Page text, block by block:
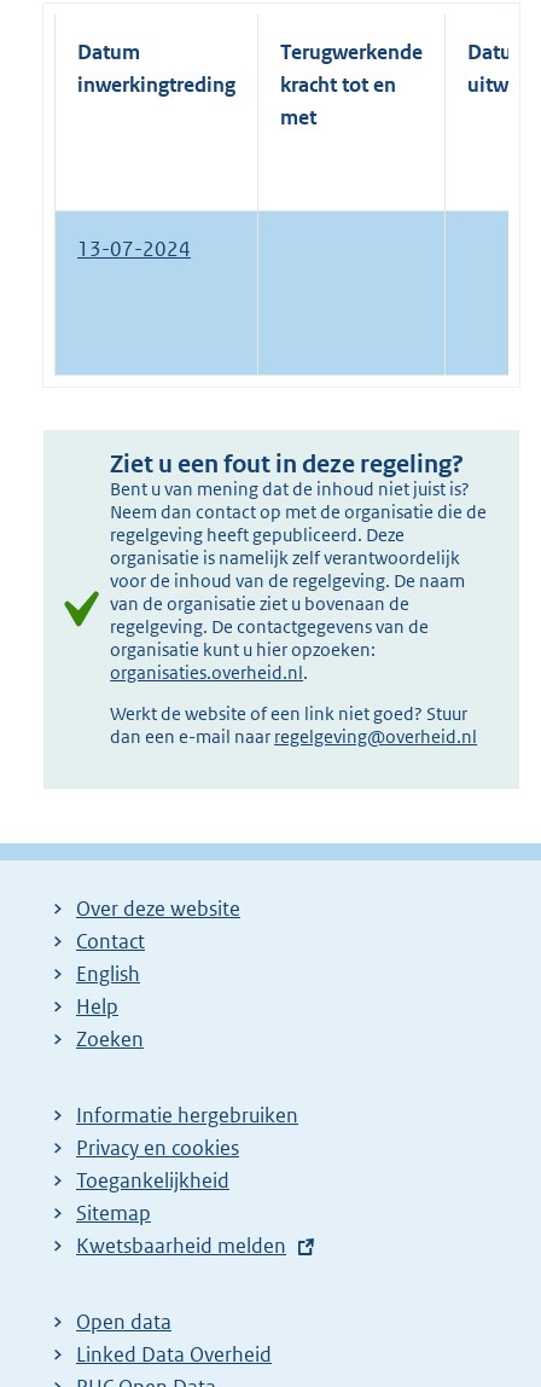
Datum
inwerkingtreding
Terugwerkende
kracht tot en
met
Datum
13-07-2024
Ziet u een fout in deze regeling?
Bent u van mening dat de inhoud niet juist is?
Neem dan contact op met de organisatie die de
regelgeving heeft gepubliceerd. Deze
organisatie is namelijk zelf verantwoordelijk
voor de inhoud van de regelgeving. De naam
van de organisatie ziet u bovenaan de
regelgeving. De contactgegevens van de
organisatie kunt u hier opzoeken:
organisaties.overheid.nl.
Werkt de website of een link niet goed? Stuur
dan een e-mail naar regelgeving@overheid.nl
Over deze website
Contact
English
Help
Zoeken
Informatie hergebruiken
Privacy en cookies
Toegankelijkheid
Sitemap
E
t
e
r
Kwetsbaarheid melden
Open data
Linked Data Overheid